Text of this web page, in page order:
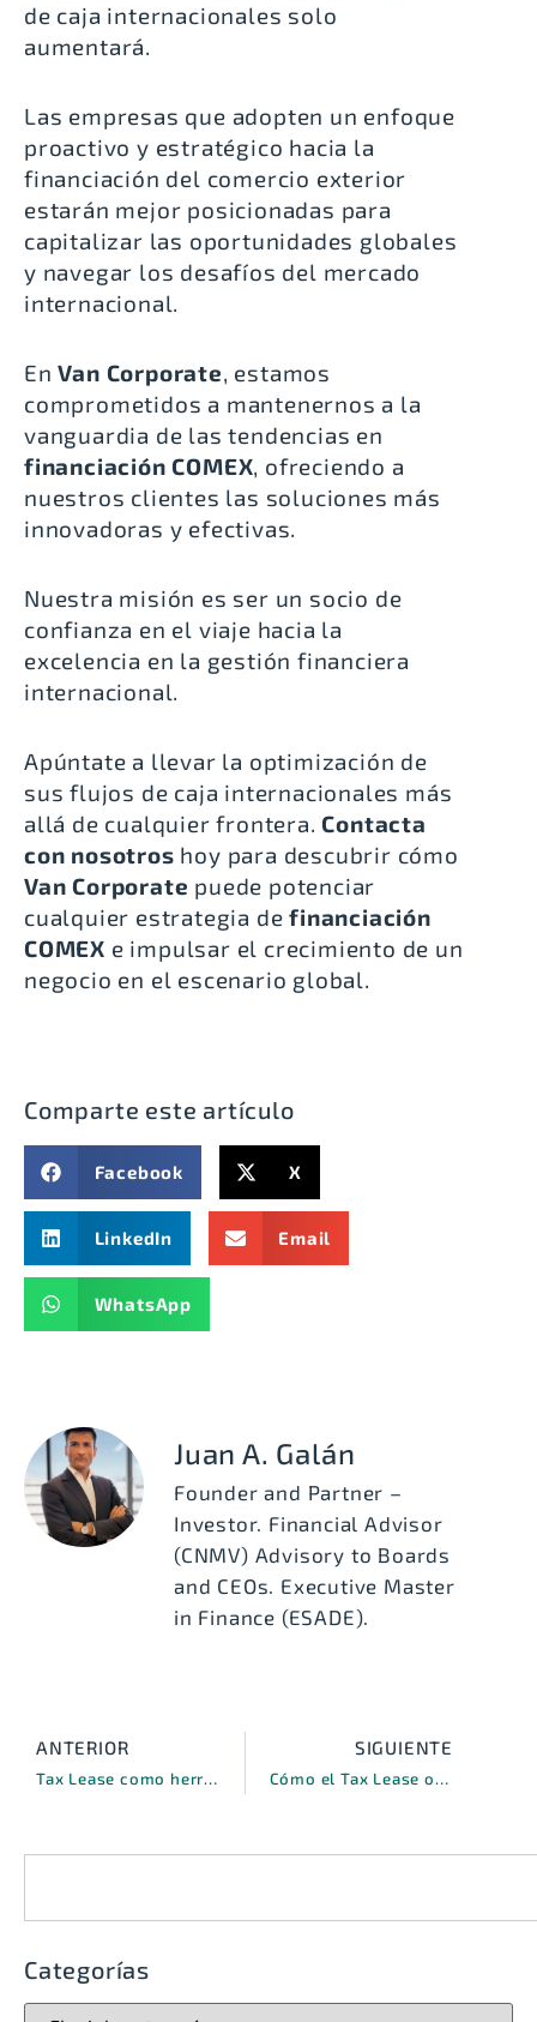
de caja internacionales solo
aumentará.
Las empresas que adopten un enfoque
proactivo y estratégico hacia la
financiación del comercio exterior
estarán mejor posicionadas para
capitalizar las oportunidades globales
y navegar los desafíos del mercado
internacional.
EnVan Corporate, estamos
comprometidos a mantenernos a la
vanguardia de las tendencias en
financiación COMEX, ofreciendo a
nuestros clientes las soluciones más
innovadoras y efectivas.
Nuestra misión es ser un socio de
confianza en el viaje hacia la
excelencia en la gestión financiera
internacional.
Apúntate a llevar la optimización de
sus flujos de caja internacionales más
allá de cualquier frontera. Contacta
con nosotros hoy para descubrir cómo
Van Corporate puede potenciar
cualquier estrategia definanciación
COMEX e impulsar el crecimiento de un
negocio en el escenario global.
Comparte este artículo
Facebook X
LinkedIn Email
WhatsApp
Juan A. Galán
Founder and Partner –
Investor. Financial Advisor
(CNMV) Advisory to Boards
and CEOs. Executive Master
in Finance (ESADE).
ANTERIOR
Tax Lease como herramienta de planificación financiera estratégica
SIGUIENTE
Cómo el Tax Lease optimiza la eficiencia fiscal de las operaciones corporativas
Categorías